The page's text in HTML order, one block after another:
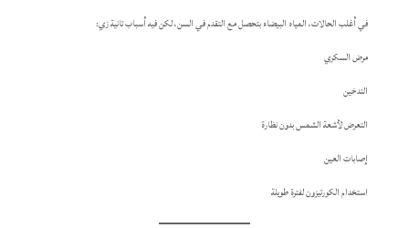
في أغلب الحالات، المياه البيضاء بتحصل مع التقدم في السن، لكن فيه أسباب تانية زي:
مرض السكري
التدخين
التعرض لأشعة الشمس بدون نظارة
إصابات العين
استخدام الكورتيزون لفترة طويلة